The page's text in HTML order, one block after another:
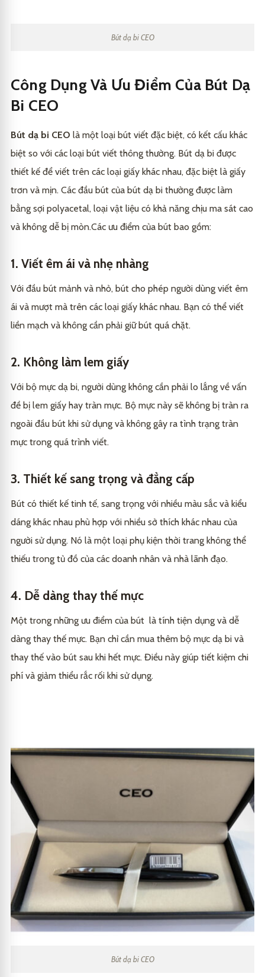
Bút dạ bi CEO
Công Dụng Và Ưu Điểm Của Bút Dạ
Bi CEO
Bút dạ bi CEO là một loại bút viết đặc biệt, có kết cấu khác
biệt so với các loại bút viết thông thường. Bút dạ bi được
thiết kế để viết trên các loại giấy khác nhau, đặc biệt là giấy
trơn và mịn. Các đầu bút của bút dạ bi thường được làm
bằng sợi polyacetal, loại vật liệu có khả năng chịu ma sát cao
và không dễ bị mòn.Các ưu điểm của bút bao gồm:
1. Viết êm ái và nhẹ nhàng
Với đầu bút mảnh và nhỏ, bút cho phép người dùng viết êm
ái và mượt mà trên các loại giấy khác nhau. Bạn có thể viết
liền mạch và không cần phải giữ bút quá chặt.
2. Không làm lem giấy
Với bộ mực dạ bi, người dùng không cần phải lo lắng về vấn
đề bị lem giấy hay tràn mực. Bộ mực này sẽ không bị tràn ra
ngoài đầu bút khi sử dụng và không gây ra tình trạng tràn
mực trong quá trình viết.
3. Thiết kế sang trọng và đẳng cấp
Bút có thiết kế tinh tế, sang trọng với nhiều màu sắc và kiểu
dáng khác nhau phù hợp với nhiều sở thích khác nhau của
người sử dụng. Nó là một loại phụ kiện thời trang không thể
thiếu trong tủ đồ của các doanh nhân và nhà lãnh đạo.
4. Dễ dàng thay thế mực
Một trong những ưu điểm của bút là tính tiện dụng và dễ
dàng thay thế mực. Bạn chỉ cần mua thêm bộ mực dạ bi và
thay thế vào bút sau khi hết mực. Điều này giúp tiết kiệm chi
phí và giảm thiểu rắc rối khi sử dụng.
Bút dạ bi CEO